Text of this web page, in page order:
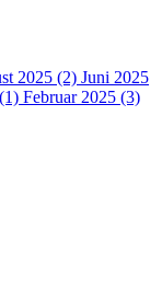
2025 (2) Juni 2025
Februar 2025 (3)